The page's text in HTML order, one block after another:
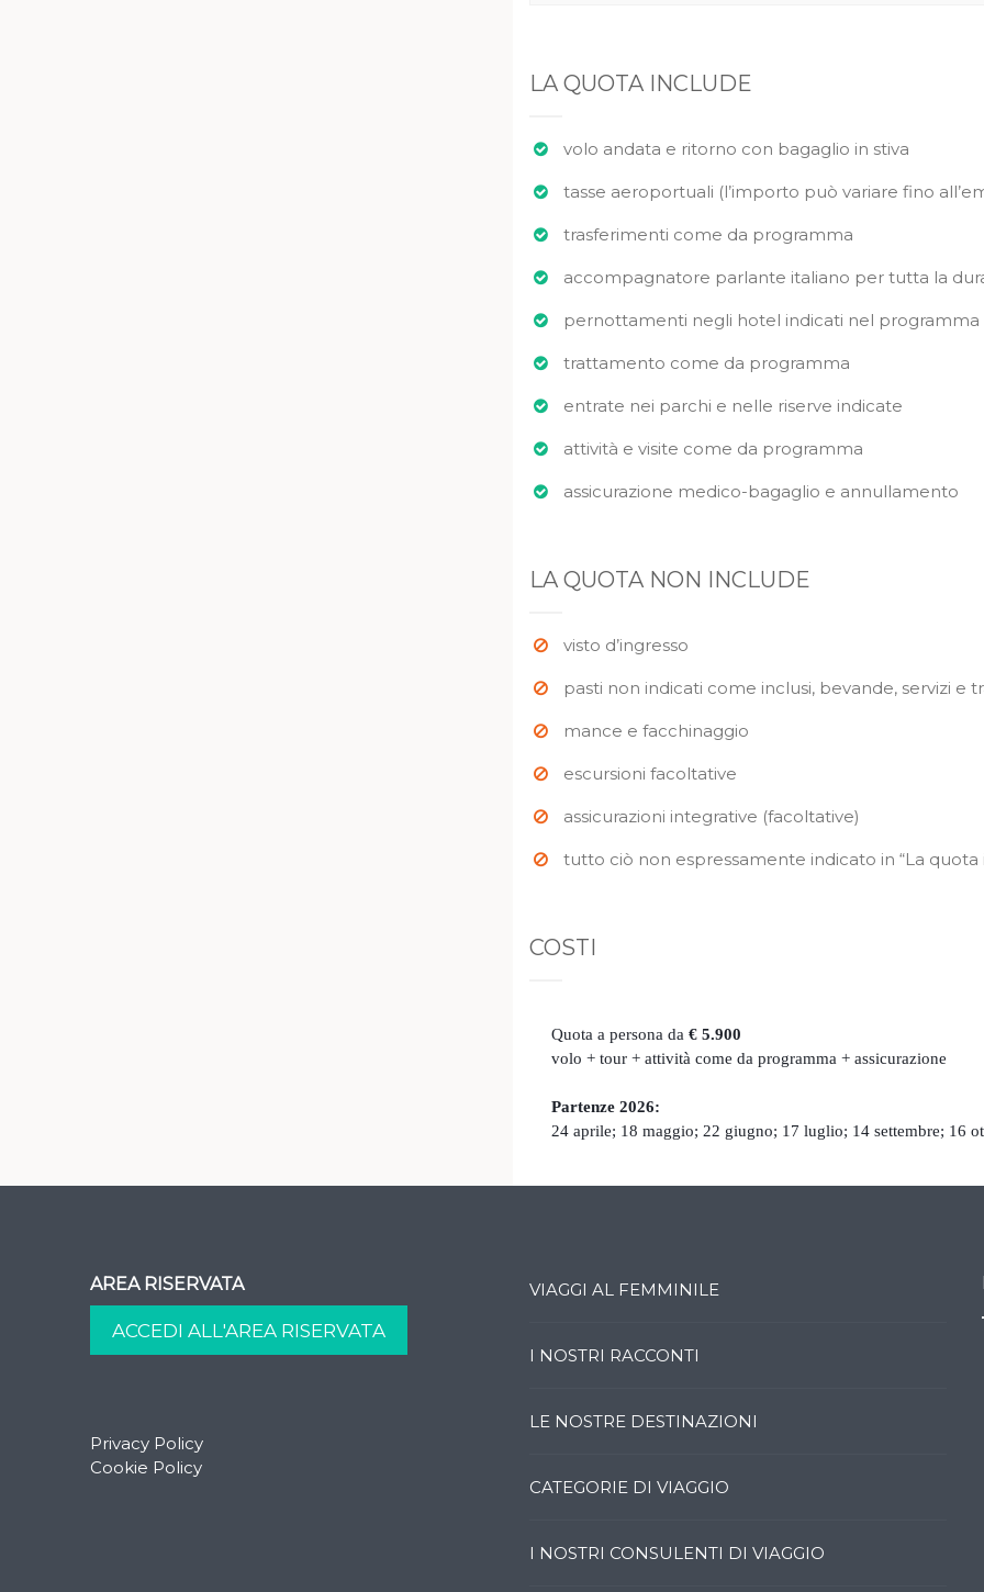
LA QUOTA INCLUDE
volo andata e ritorno con bagaglio in stiva
tasse aeroportuali (l’importo può variare fino
trasferimenti come da programma
accompagnatore parlante italiano per tutta la
pernottamenti negli hotel indicati nel programma
trattamento come da programma
entrate nei parchi e nelle riserve indicate
attività e visite come da programma
assicurazione medico-bagaglio e annullamento
LA QUOTA NON INCLUDE
visto d’ingresso
pasti non indicati come inclusi, bevande, servizi
mance e facchinaggio
escursioni facoltative
assicurazioni integrative (facoltative)
tutto ciò non espressamente indicato in “La quota
COSTI
Quota a persona da € 5.900
volo + tour + attività come da programma + assicurazione
Partenze 2026:
24 aprile; 18 maggio; 22 giugno; 17 luglio; 14 settembre; 16
AREA RISERVATA
Privacy Policy
Cookie Policy
VIAGGI AL FEMMINILE
I NOSTRI RACCONTI
LE NOSTRE DESTINAZIONI
CATEGORIE DI VIAGGIO
I NOSTRI CONSULENTI DI VIAGGIO